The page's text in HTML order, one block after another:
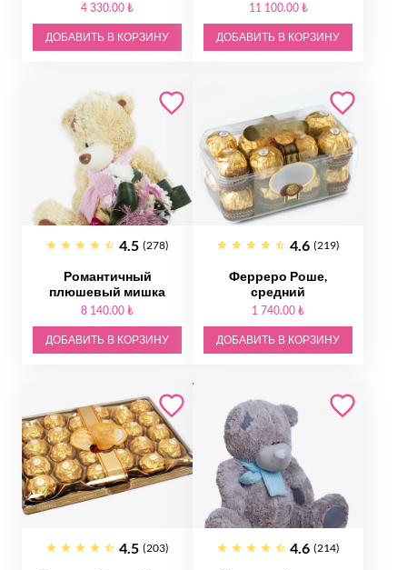
4 330.00 ₺
ДОБАВИТЬ В КОРЗИНУ
11 100.00 ₺
ДОБАВИТЬ В КОРЗИНУ
4.5 (278)
Романтичный
плюшевый мишка
8 140.00 ₺
ДОБАВИТЬ В КОРЗИНУ
4.6 (219)
Ферреро Роше,
средний
1 740.00 ₺
ДОБАВИТЬ В КОРЗИНУ
4.5 (203) 4.6 (214)